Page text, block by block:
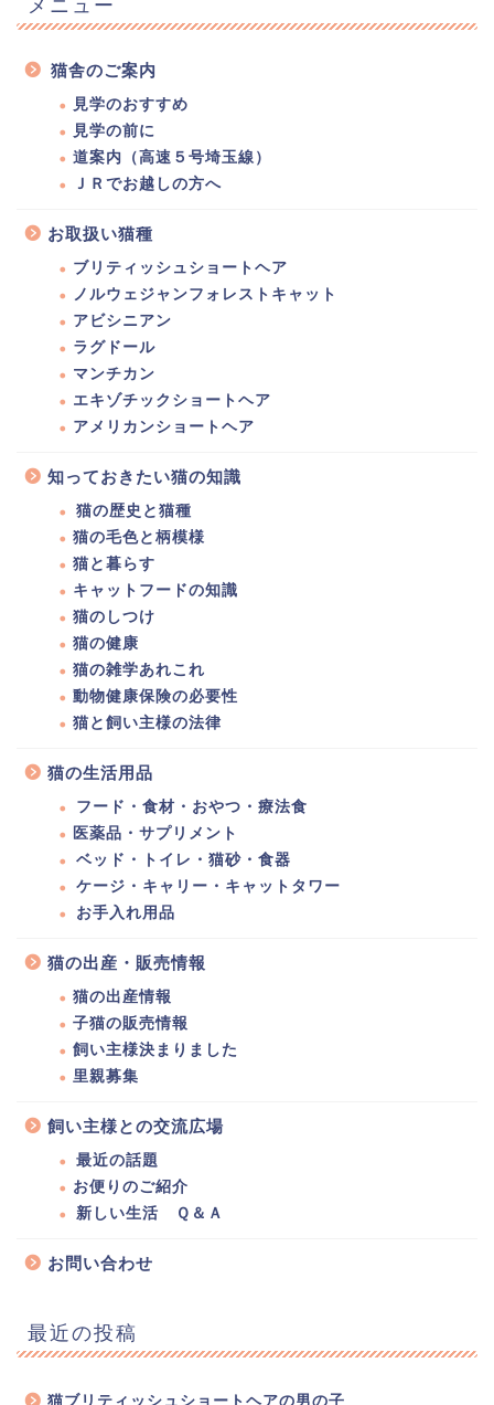
猫舎のご案内
見学のおすすめ
見学の前に
道案内（高速５号埼玉線）
ＪＲでお越しの方へ
お取扱い猫種
ブリティッシュショートヘア
ノルウェジャンフォレストキャット
アビシニアン
ラグドール
マンチカン
エキゾチックショートヘア
アメリカンショートヘア
知っておきたい猫の知識
猫の歴史と猫種
猫の毛色と柄模様
猫と暮らす
キャットフードの知識
猫のしつけ
猫の健康
猫の雑学あれこれ
動物健康保険の必要性
猫と飼い主様の法律
猫の生活用品
フード・食材・おやつ・療法食
医薬品・サプリメント
ベッド・トイレ・猫砂・食器
ケージ・キャリー・キャットタワー
お手入れ用品
猫の出産・販売情報
猫の出産情報
子猫の販売情報
飼い主様決まりました
里親募集
飼い主様との交流広場
最近の話題
お便りのご紹介
新しい生活 Ｑ＆Ａ
お問い合わせ
最近の投稿
猫ブリティッシュショートヘアの男の子